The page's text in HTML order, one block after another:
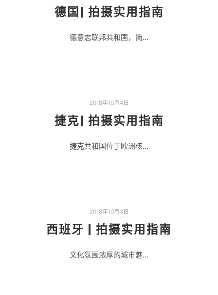
德国| 拍摄实用指南
德意志联邦共和国，简…
2018年10月4日
捷克| 拍摄实用指南
捷克共和国位于欧洲核…
2018年10月3日
西班牙 | 拍摄实用指南
文化氛围浓厚的城市魅…